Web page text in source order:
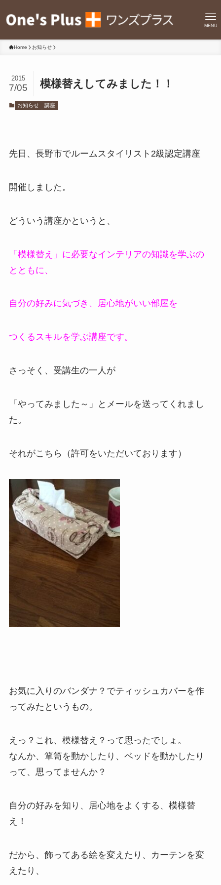
MENU
Home お知らせ
模様替えしてみました！！
2015
7/05
お知らせ 講座
先日、長野市でルームスタイリスト2級認定講座
開催しました。
どういう講座かというと、
「模様替え」に必要なインテリアの知識を学ぶの
とともに、
自分の好みに気づき、居心地がいい部屋を
つくるスキルを学ぶ講座です。
さっそく、受講生の一人が
「やってみました～」とメールを送ってくれまし
た。
それがこちら（許可をいただいております）
お気に入りのバンダナ？でティッシュカバーを作
ってみたというもの。
えっ？これ、模様替え？って思ったでしょ。
なんか、箪笥を動かしたり、ベッドを動かしたり
って、思ってませんか？
自分の好みを知り、居心地をよくする、模様替
え！
だから、飾ってある絵を変えたり、カーテンを変
えたり、